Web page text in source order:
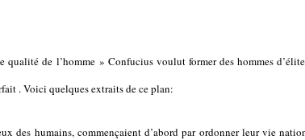
de l’homme » Confucius voulut former des hommes
. Voici quelques extraits de ce plan:
des humains, commençaient d’abord par ordonner leur vie